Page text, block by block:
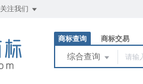
关注我们
商标查询 商标交易
综合查询